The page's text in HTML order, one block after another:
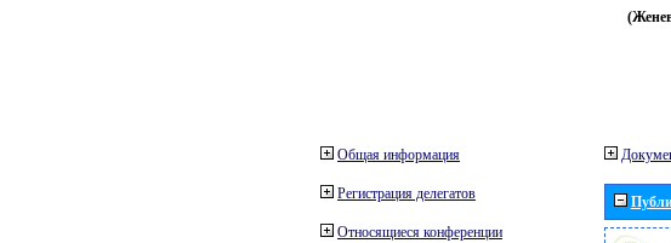
Общая информация
Регистрация делегатов
Относящиеся конференции